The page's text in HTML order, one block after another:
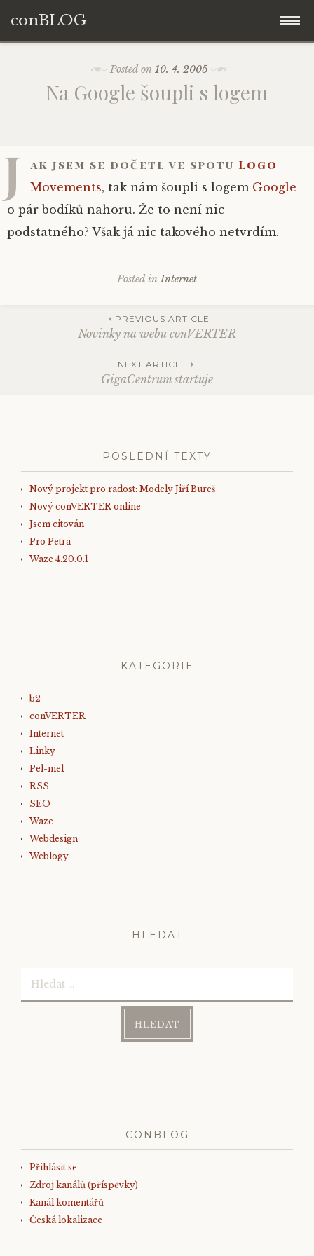
conBLOG
content
Posted on10. 4. 2005
Na Google šoupli s logem
J ak jsem se dočetl ve spotu Logo
Movements, tak nám šoupli s logem Google
o pár bodíků nahoru. Že to není nic
podstatného? Však já nic takového netvrdím.
Posted in Internet
Post
PREVIOUS ARTICLE
Novinky na webu conVERTER
NEXT ARTICLE
GigaCentrum startuje
POSLEDNÍ TEXTY
Nový projekt pro radost: Modely Jiří Bureš
Nový conVERTER online
Jsem citován
Pro Petra
Waze 4.20.0.1
KATEGORIE
b2
conVERTER
Internet
Linky
Pel-mel
RSS
SEO
Waze
Webdesign
Weblogy
HLEDAT
CONBLOG
Přihlásit se
Zdroj kanálů (příspěvky)
Kanál komentářů
Česká lokalizace